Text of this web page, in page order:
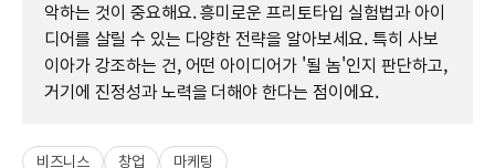
악하는 것이 중요해요. 흥미로운 프리토타입 실험법과 아이
디어를 살릴 수 있는 다양한 전략을 알아보세요. 특히 사보
이아가 강조하는 건, 어떤 아이디어가 '될 놈'인지 판단하고,
거기에 진정성과 노력을 더해야 한다는 점이에요.
비즈니스 창업 마케팅